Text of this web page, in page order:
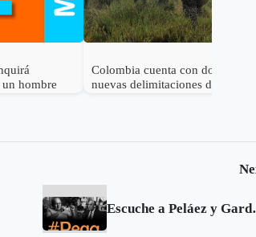
hombre
Colombia cuenta con dos
nuevas delimitaciones de
Escuche a